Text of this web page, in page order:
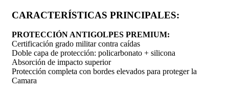
CARACTERÍSTICAS PRINCIPALES:
PROTECCIÓN ANTIGOLPES PREMIUM:
Certificación grado militar contra caídas
Doble capa de protección: policarbonato + silicona
Absorción de impacto superior
Protección completa con bordes elevados para proteger la
Camara